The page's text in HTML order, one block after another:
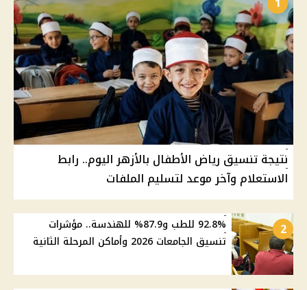
نتيجة تنسيق رياض الأطفال بالأزهر اليوم.. رابط
الاستعلام وآخر موعد لتسليم الملفات
2
92.8% للطب و87.9% للهندسة.. مؤشرات
تنسيق الجامعات 2026 وأماكن المرحلة الثانية